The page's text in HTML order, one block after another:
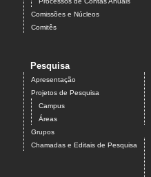
Comissões e Núcleos
Comitês
Pesquisa
Apresentação
Projetos de Pesquisa
Campus
Áreas
Grupos
Chamadas e Editais de Pesquisa